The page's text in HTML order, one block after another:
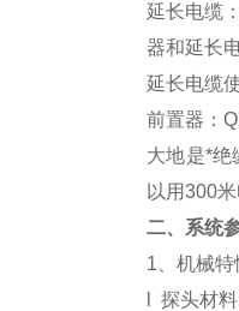
延长电缆
器和延长
延长电缆
前置器：
大地是*绝
以用300
二、系统
1 、机械
l探头材